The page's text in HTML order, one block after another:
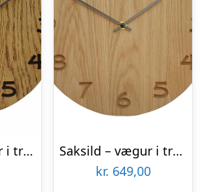
Birkum – vægur i træ – Mørkt vægur med tal
Saksild – vægur i træ – Vægur med tal
kr. 649,00